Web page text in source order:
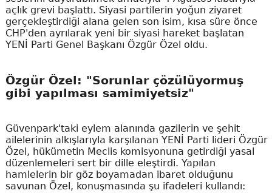
açlık grevi başlattı. Siyasi partilerin yoğun ziyaret
gerçekleştirdiği alana gelen son isim, kısa süre önce
CHP'den ayrılarak yeni bir siyasi hareket başlatan
YENİ Parti Genel Başkanı Özgür Özel oldu.
Özgür Özel: "Sorunlar çözülüyormuş
gibi yapılması samimiyetsiz"
Güvenpark'taki eylem alanında gazilerin ve şehit
ailelerinin alkışlarıyla karşılanan YENİ Parti lideri Özgür
Özel, hükümetin Meclis komisyonuna getirdiği yasal
düzenlemeleri sert bir dille eleştirdi. Yapılan
hamlelerin bir göz boyamadan ibaret olduğunu
savunan Özel, konuşmasında şu ifadeleri kullandı: